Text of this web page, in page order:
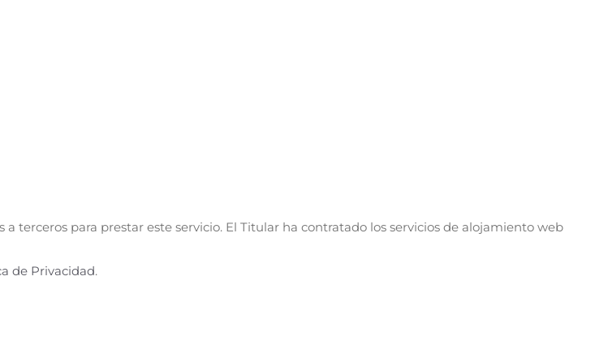
a terceros para prestar este servicio. El Titular ha contratado los servicios de alojamiento web
de Privacidad.